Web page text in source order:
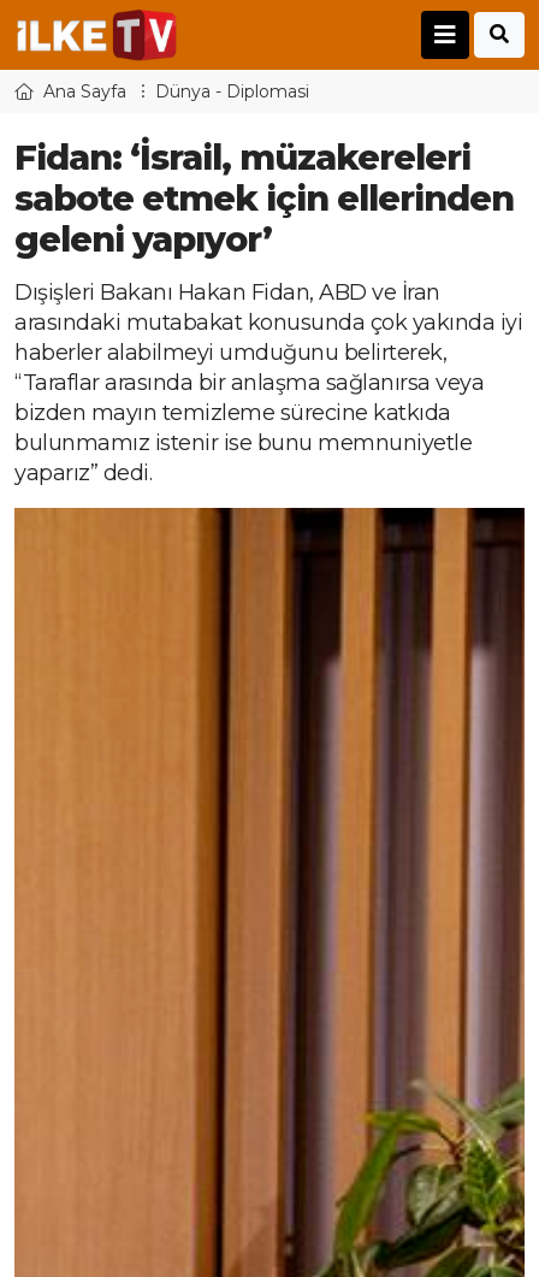
Ana Sayfa Dünya - Diplomasi
Fidan: ‘İsrail, müzakereleri
sabote etmek için ellerinden
geleni yapıyor’
Dışişleri Bakanı Hakan Fidan, ABD ve İran
arasındaki mutabakat konusunda çok yakında iyi
haberler alabilmeyi umduğunu belirterek,
“Taraflar arasında bir anlaşma sağlanırsa veya
bizden mayın temizleme sürecine katkıda
bulunmamız istenir ise bunu memnuniyetle
yaparız” dedi.